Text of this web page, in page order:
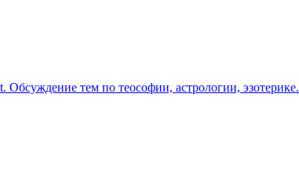
Обсуждение тем по теософии, астрологии, эзотерике.